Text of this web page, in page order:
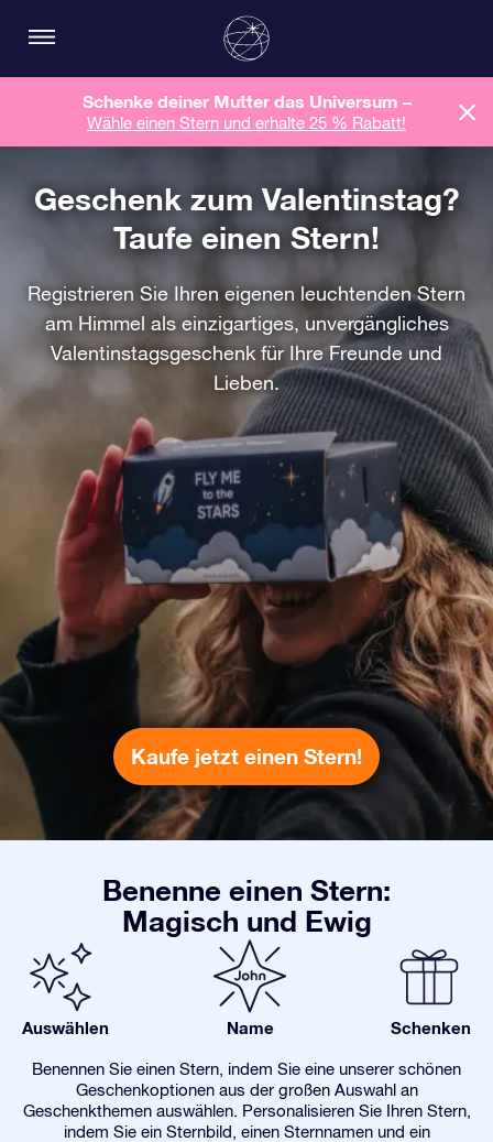
Schenke deiner Mutter das Universum –
Wähle einen Stern und erhalte 25 % Rabatt!
Geschenk zum Valentinstag?
Taufe einen Stern!
Registrieren Sie Ihren eigenen leuchtenden Stern
am Himmel als einzigartiges, unvergängliches
Valentinstagsgeschenk für Ihre Freunde und
Lieben.
Kaufe jetzt einen Stern!
Benenne einen Stern:
Magisch und Ewig
Auswählen Name Schenken
Benennen Sie einen Stern, indem Sie eine unserer schönen
Geschenkoptionen aus der großen Auswahl an
Geschenkthemen auswählen. Personalisieren Sie Ihren Stern,
indem Sie ein Sternbild, einen Sternnamen und ein